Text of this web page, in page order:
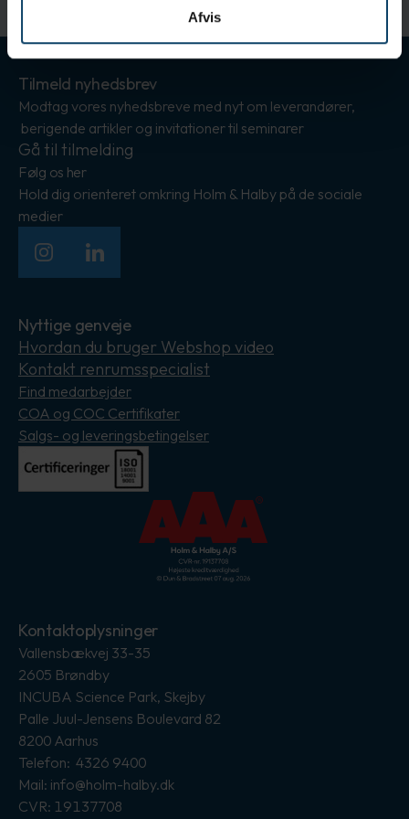
Afvis
Tilmeld nyhedsbrev
Modtag vores nyhedsbreve med nyt om leverandører,
berigende artikler og invitationer til seminarer
Gå til tilmelding
Følg os her
Hold dig orienteret omkring Holm & Halby på de sociale
medier
InstagramLinkedIn
Nyttige genveje
Hvordan du bruger Webshop video
Kontakt renrumsspecialist
Find medarbejder
COA og COC Certifikater
Salgs- og leveringsbetingelser
Kontaktoplysninger
Vallensbækvej 33-35
2605 Brøndby
INCUBA Science Park, Skejby
Palle Juul-Jensens Boulevard 82
8200 Aarhus
Telefon: 4326 9400
Mail: info@holm-halby.dk
CVR: 19137708